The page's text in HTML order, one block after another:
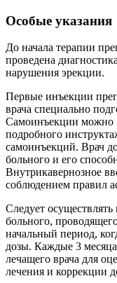
Особые указания
До начала терапии
проведена
нарушения эрекции.
Первые инъекции
врача специально
Самоинъекции можно
подробного
самоинъекций. Врач
больного и его
Внутрикавернозное
соблюдением правил
Следует
больного,
начальный период,
дозы. Каждые 3
лечащего врача для
лечения и коррекции